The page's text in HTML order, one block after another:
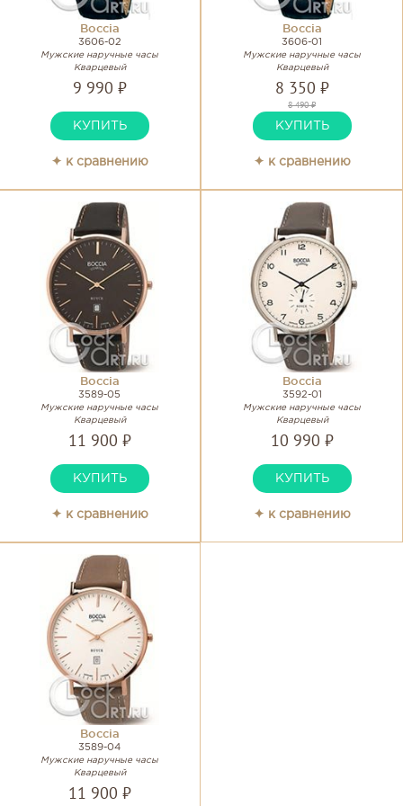
Boccia
3606-02
Мужские наручные часы
Кварцевый
9 990 ₽
КУПИТЬ
✦ к сравнению
Boccia
3606-01
Мужские наручные часы
Кварцевый
8 350 ₽
8 490 ₽
КУПИТЬ
✦ к сравнению
Boccia
3589-05
Мужские наручные часы
Кварцевый
11 900 ₽
КУПИТЬ
✦ к сравнению
Boccia
3592-01
Мужские наручные часы
Кварцевый
10 990 ₽
КУПИТЬ
✦ к сравнению
Boccia
3589-04
Мужские наручные часы
Кварцевый
11 900 ₽